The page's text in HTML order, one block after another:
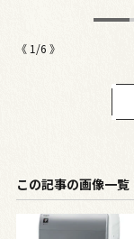
《 1 /6 》
この記事の画像一覧